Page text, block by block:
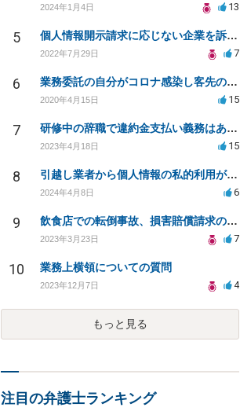
2024年1月4日 13
5 個人情報開示請求に応じない企業を訴えたい
2022年7月29日 7
6 業務委託の自分がコロナ感染し客先の事務所閉鎖になったら損害賠償請求されますか？
2020年4月15日 15
7 研修中の辞職で違約金支払い義務はあるのか？
2023年4月18日 15
8 引越し業者から個人情報の私的利用があった事実を口コミに投稿するのは名誉毀損に該当しますか？
2024年4月8日 6
9 飲食店での転倒事故、損害賠償請求の可能性と条件は？
2023年3月23日 7
10 業務上横領についての質問
2023年12月7日 4
もっと見る
注目の弁護士ランキング